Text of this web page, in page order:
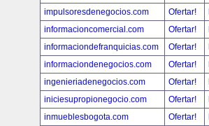
impulsoresdenegocios.com
Ofertar!
informacioncomercial.com
Ofertar!
informaciondefranquicias.com
Ofertar!
informaciondenegocios.com
Ofertar!
ingenieriadenegocios.com
Ofertar!
iniciesupropionegocio.com
Ofertar!
inmueblesbogota.com
Ofertar!